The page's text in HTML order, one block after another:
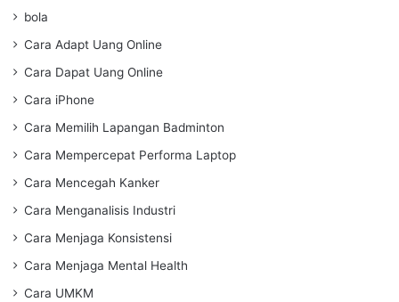
bola
Cara Adapt Uang Online
Cara Dapat Uang Online
Cara iPhone
Cara Memilih Lapangan Badminton
Cara Mempercepat Performa Laptop
Cara Mencegah Kanker
Cara Menganalisis Industri
Cara Menjaga Konsistensi
Cara Menjaga Mental Health
Cara UMKM